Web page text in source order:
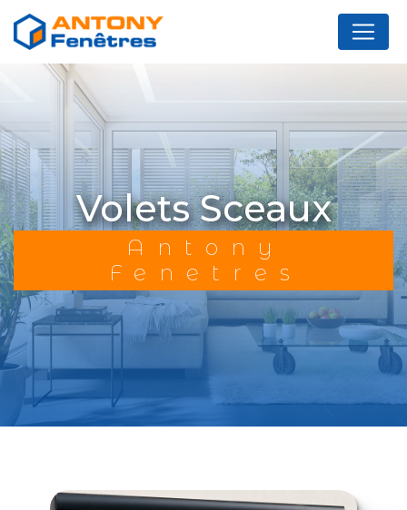
volets Sceaux
Antony
Fenetres
Panneau de gestion des cookies